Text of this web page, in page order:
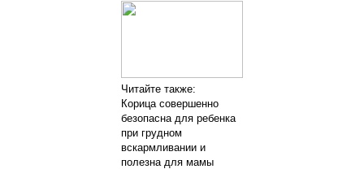
Читайте также:
Корица совершенно
безопасна для ребенка
при грудном
вскармливании и
полезна для мамы